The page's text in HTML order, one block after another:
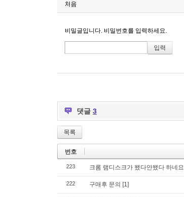
처음
비밀글입니다. 비밀번호를 입력하세요.
댓글 3
목록
번호
223 크롬 램디스크가 됐다안됐다 하네요
222 구매후 문의 [1]